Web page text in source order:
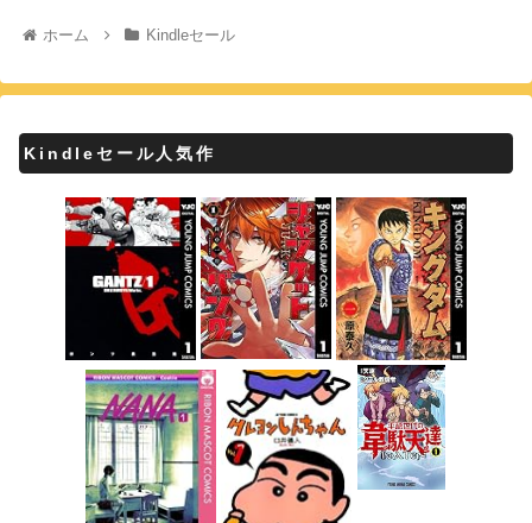
ホーム Kindleセール
Kindleセール人気作